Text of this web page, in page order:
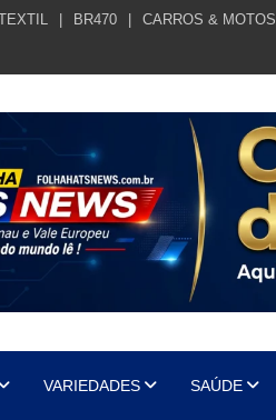
BR470 CARROS & MOTOS
VARIEDADES SAÚDE